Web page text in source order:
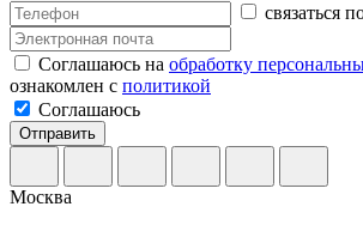
связаться
Соглашаюсь на обработку
ознакомлен с политикой
Соглашаюсь
Отправить
Москва